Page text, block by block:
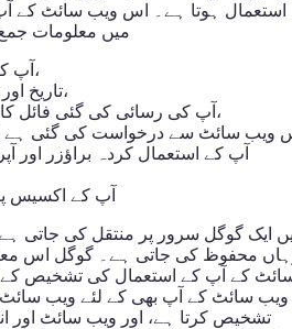
استعمال ہوتا ہے۔ اس ویب سائٹ کے
میں معلومات
آپ کا آئی پی ایڈریس،
تاریخ اور وقت تک رسائی،
آپ کی رسائی کی گئی فائل کا نام اور یو آر ایل،
آپ کے استعمال کردہ براؤزر اور
آپ کے اکسیس
محفوظ کی جاتی ہے۔ گوگل اس
کے آپ کے استعمال کی تشخیص کے
ویب سائٹ کے آپ بھی کے لئے ویب سائٹ
تشخیص کرتا ہے، اور ویب سائٹ اور